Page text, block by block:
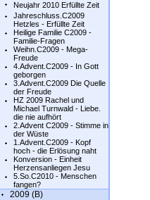
Neujahr 2010 Erfüllte Zeit
Jahreschluss.C2009
Hetzles - Erfüllte Zeit
Heilige Familie C2009 -
Familie-Fragen
Weihn.C2009 - Mega-
Freude
4.Advent.C2009 - In Gott
geborgen
3.Advent.C2009 Die Quelle
der Freude
HZ 2009 Rachel und
Michael Turnwald - Liebe.
die nie aufhört
2.Advent C2009 - Stimme in
der Wüste
1.Advent.C2009 - Kopf
hoch - die Erlösung naht
Konversion - Einheit
Herzensanliegen Jesu
5.So.C2010 - Menschen
fangen?
2009 (B)